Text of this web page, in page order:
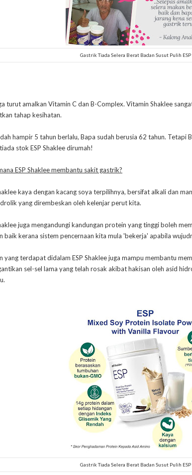
Gastrik Tiada Selera Berat Badan Susut Pulih
turut amalkan Vitamin C dan B-Complex. Vitamin Shaklee
tahap kesihatan.
hampir 5 tahun berlalu, Bapa sudah berusia 62 tahun. Tetapi
stok ESP Shaklee dirumah!
ESP Shaklee membantu sakit gastrik?
kaya dengan kacang soya terpilihnya, bersifat alkali dan
yang dirembeskan oleh kelenjar perut kita.
juga mengandungi kandungan protein yang tinggi boleh
baik kerana sistem pencernaan kita mula 'bekerja' apabila
yang terdapat didalam ESP Shaklee juga mampu membantu
sel-sel lama yang telah rosak akibat hakisan oleh asid
Gastrik Tiada Selera Berat Badan Susut Pulih